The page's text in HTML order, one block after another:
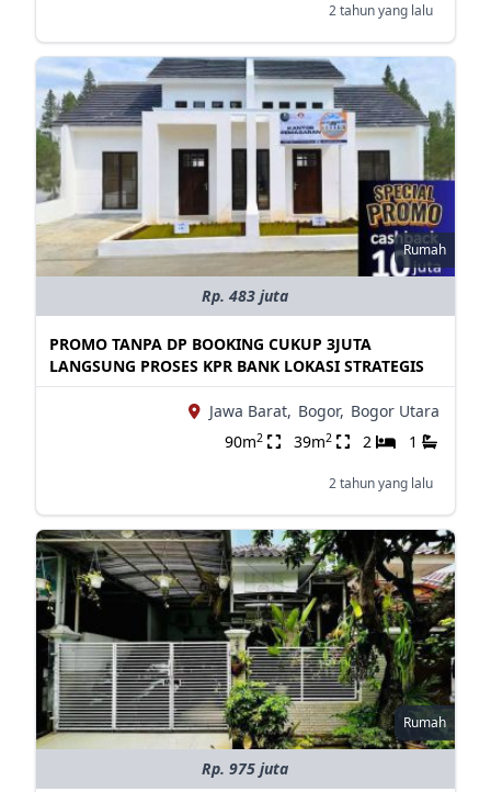
2 tahun yang lalu
Rumah
Rp. 483 juta
PROMO TANPA DP BOOKING CUKUP 3JUTA
LANGSUNG PROSES KPR BANK LOKASI STRATEGIS
Jawa Barat, Bogor, Bogor Utara
90m2 39m2 2 1
2 tahun yang lalu
Rumah
Rp. 975 juta